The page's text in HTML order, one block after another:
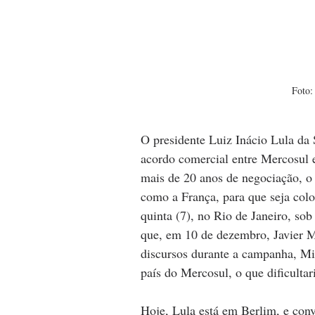
O presidente Luiz Inácio Lula da
acordo comercial entre
mais de 20 anos de negociação,
como a França, para que seja
quinta (7), no Rio de Janeiro,
que, em 10 de dezembro, Javier
discursos durante a campanha,
país do Mercosul, o que
Hoje, Lula está em Berlim, e